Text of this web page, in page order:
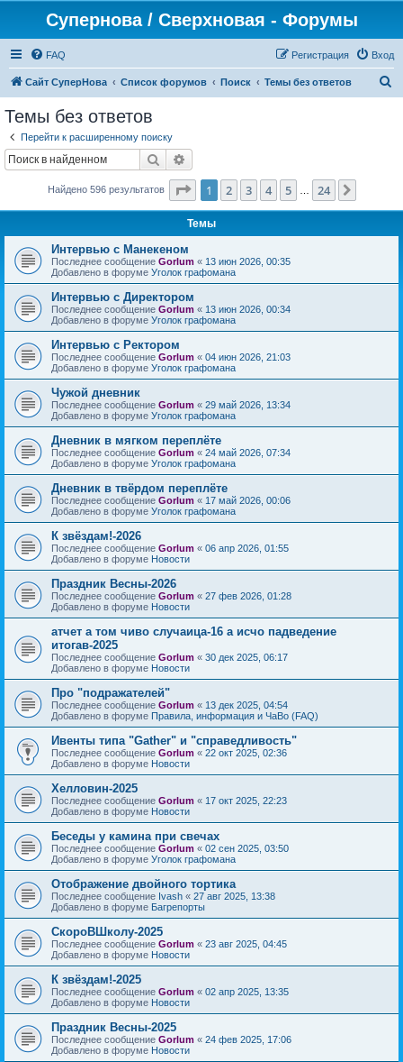
Супернова / Сверхновая - Форумы
FAQ Вход
Регистрация
Сайт СуперНова Список форумов Поиск Темы без ответов
Темы без ответов
Перейти к расширенному поиску
Поиск
Найдено 596 результатов Страница из 24
1 2 3 4 5 24
Темы
Интервью с Манекеном
Последнее сообщение Gorlum « 13 июн 2026, 00:35
Добавлено в форуме Уголок графомана
Интервью с Директором
Последнее сообщение Gorlum « 13 июн 2026, 00:34
Добавлено в форуме Уголок графомана
Интервью с Ректором
Последнее сообщение Gorlum « 04 июн 2026, 21:03
Добавлено в форуме Уголок графомана
Чужой дневник
Последнее сообщение Gorlum « 29 май 2026, 13:34
Добавлено в форуме Уголок графомана
Дневник в мягком переплёте
Последнее сообщение Gorlum « 24 май 2026, 07:34
Добавлено в форуме Уголок графомана
Дневник в твёрдом переплёте
Последнее сообщение Gorlum « 17 май 2026, 00:06
Добавлено в форуме Уголок графомана
К звёздам!-2026
Последнее сообщение Gorlum « 06 апр 2026, 01:55
Добавлено в форуме Новости
Праздник Весны-2026
Последнее сообщение Gorlum « 27 фев 2026, 01:28
Добавлено в форуме Новости
атчет а том чиво случаица-16 а исчо падведение
итогав-2025
Последнее сообщение Gorlum « 30 дек 2025, 06:17
Добавлено в форуме Новости
Про "подражателей"
Последнее сообщение Gorlum « 13 дек 2025, 04:54
Добавлено в форуме Правила, информация и ЧаВо (FAQ)
Ивенты типа "Gather" и "справедливость"
Последнее сообщение Gorlum « 22 окт 2025, 02:36
Добавлено в форуме Новости
Хелловин-2025
Последнее сообщение Gorlum « 17 окт 2025, 22:23
Добавлено в форуме Новости
Беседы у камина при свечах
Последнее сообщение Gorlum « 02 сен 2025, 03:50
Добавлено в форуме Уголок графомана
Отображение двойного тортика
Последнее сообщение Ivash « 27 авг 2025, 13:38
Добавлено в форуме Багрепорты
СкороВШколу-2025
Последнее сообщение Gorlum « 23 авг 2025, 04:45
Добавлено в форуме Новости
К звёздам!-2025
Последнее сообщение Gorlum « 02 апр 2025, 13:35
Добавлено в форуме Новости
Праздник Весны-2025
Последнее сообщение Gorlum « 24 фев 2025, 17:06
Добавлено в форуме Новости